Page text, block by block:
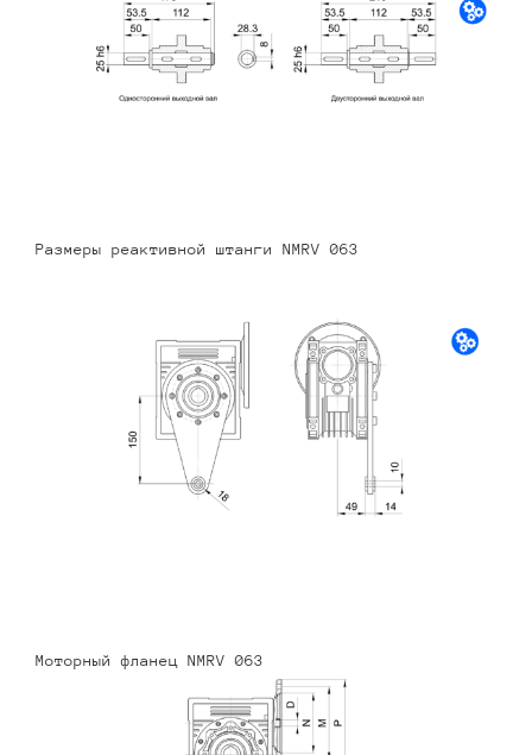
Размеры реактивной штанги NMRV 063
Моторный фланец NMRV 063